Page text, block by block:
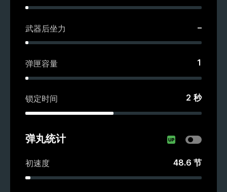
武器后坐力 –
弹匣容量 1
锁定时间 2 秒
弹丸统计
初速度 48.6 节